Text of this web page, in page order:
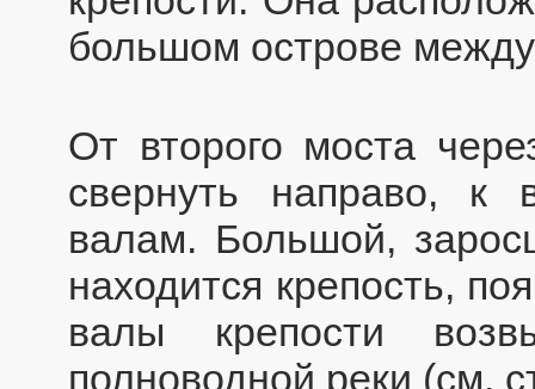
большом острове
От второго моста
свернуть направо, к
валам. Большой,
находится крепость,
валы крепости
полноводной реки (см.